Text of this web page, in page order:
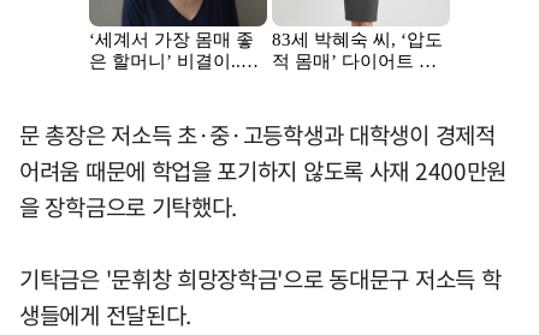
문 총장은 저소득 초·중·고등학생과 대학생이 경제적
어려움 때문에 학업을 포기하지 않도록 사재 2400만원
을 장학금으로 기탁했다.
기탁금은 '문휘창 희망장학금'으로 동대문구 저소득 학
생들에게 전달된다.